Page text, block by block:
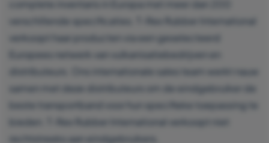
complete inventaris in Europa met meer dan 200
verschillende specificaties. T-Rex Rubber International
verkoopt haar producten via een geselecteerd
Europees netwerk van vulkanisatiebedrijven en
distributeurs. Ons internationale sales team werkt nauw
samen met deze distributeurs om de eindgebruiker de
beste transportband voor hun specifieke toepassing te
bieden. T-Rex Rubber International verkoopt niet
rechtstreeks aan eindgebruikers.